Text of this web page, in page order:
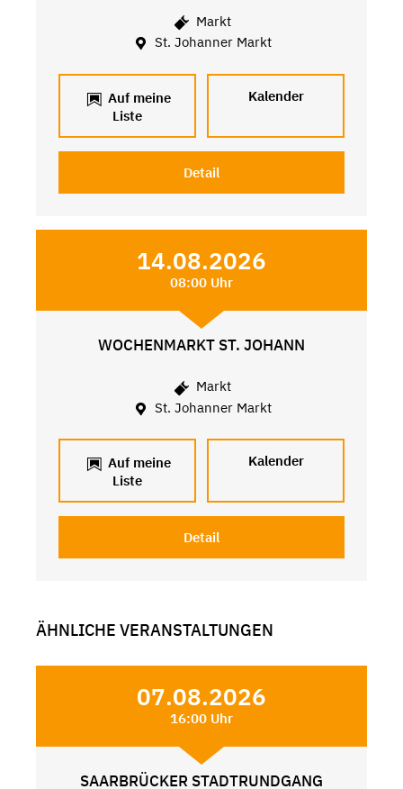
Markt
St. Johanner Markt
Auf meine
Liste
Kalender
Detail
14.08.2026
08:00 Uhr
WOCHENMARKT ST. JOHANN
Markt
St. Johanner Markt
Auf meine
Liste
Kalender
Detail
ÄHNLICHE VERANSTALTUNGEN
07.08.2026
16:00 Uhr
SAARBRÜCKER STADTRUNDGANG